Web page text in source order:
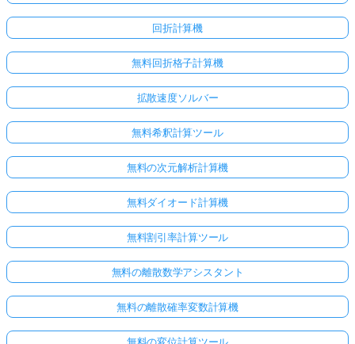
グイ
ン！
回折計算機
無料回折格子計算機
拡散速度ソルバー
無料希釈計算ツール
無料の次元解析計算機
無料ダイオード計算機
無料割引率計算ツール
無料の離散数学アシスタント
無料の離散確率変数計算機
無料の変位計算ツール